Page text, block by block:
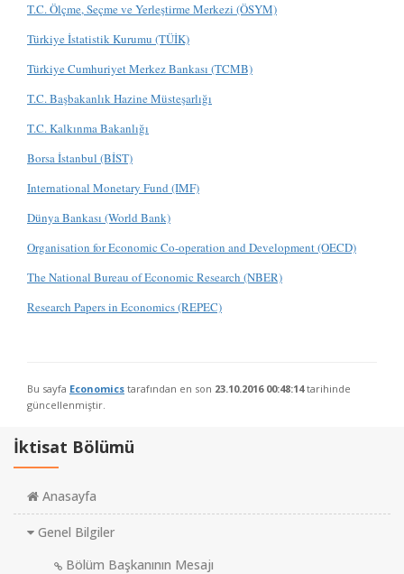
T.C. Ölçme, Seçme ve Yerleştirme Merkezi (ÖSYM)
Türkiye İstatistik Kurumu (TÜİK)
Türkiye Cumhuriyet Merkez Bankası (TCMB)
T.C. Başbakanlık Hazine Müsteşarlığı
T.C. Kalkınma Bakanlığı
Borsa İstanbul (BİST)
International Monetary Fund (IMF)
Dünya Bankası (World Bank)
Organisation for Economic Co-operation and Development (OECD)
The National Bureau of Economic Research (NBER)
Research Papers in Economics (REPEC)
Bu sayfa Economics tarafından en son 23.10.2016 00:48:14tarihinde
güncellenmiştir.
İktisat Bölümü
Anasayfa
Genel Bilgiler
Bölüm Başkanının Mesajı